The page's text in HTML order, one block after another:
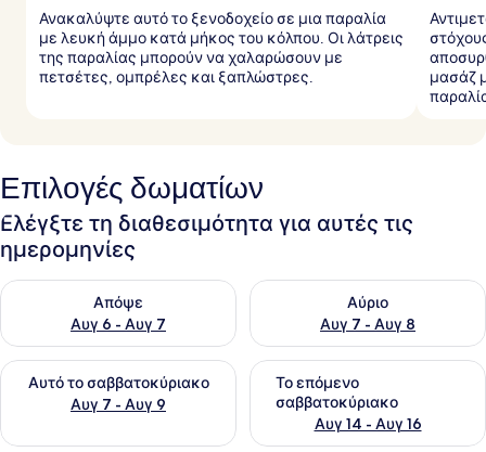
Ανακαλύψτε αυτό το ξενοδοχείο σε μια παραλία
με λευκή άμμο κατά μήκος του κόλπου. Οι λάτρεις
της παραλίας μπορούν να χαλαρώσουν με
πετσέτες, ομπρέλες και ξαπλώστρες.
μασάζ
Επιλογές δωματίων
Ελέγξτε τη διαθεσιμότητα για αυτές τις
ημερομηνίες
Απόψε
Αυγ 6 - Αυγ 7
Έλεγχος διαθεσιμότητας για απόψε Αυγ 6 - Αυγ 7
Αύριο
Αυγ 7 - Αυγ 8
Έλεγχος διαθεσιμότητας
Αυτό το σαββατοκύριακο
Αυγ 7 - Αυγ 9
Έλεγχος διαθεσιμότητας για αυτό το σαββατοκύριακο
Το επόμενο
σαββατοκύριακο
Αυγ 14 - Αυγ 16
Έλεγχος διαθεσιμότητας